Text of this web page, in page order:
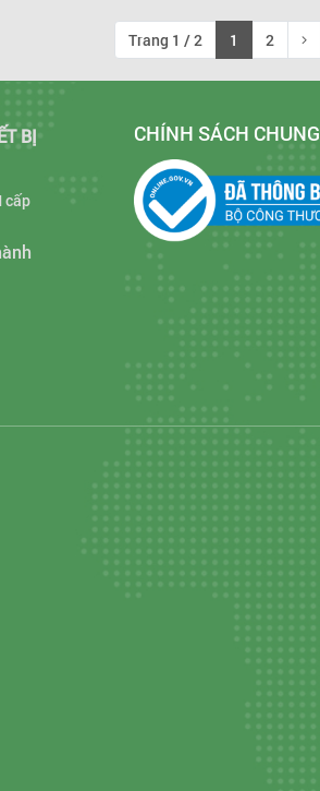
Trang 1 / 2 1 2
BỊ
cấp
CHÍNH SÁCH CHUNG